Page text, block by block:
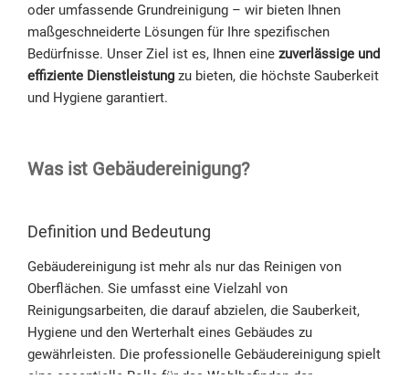
oder umfassende Grundreinigung – wir bieten Ihnen
maßgeschneiderte Lösungen für Ihre spezifischen
Bedürfnisse. Unser Ziel ist es, Ihnen eine zuverlässige und
effiziente Dienstleistung zu bieten, die höchste Sauberkeit
und Hygiene garantiert.
Was ist Gebäudereinigung?
Definition und Bedeutung
Gebäudereinigung ist mehr als nur das Reinigen von
Oberflächen. Sie umfasst eine Vielzahl von
Reinigungsarbeiten, die darauf abzielen, die Sauberkeit,
Hygiene und den Werterhalt eines Gebäudes zu
gewährleisten. Die professionelle Gebäudereinigung spielt
eine essentielle Rolle für das Wohlbefinden der